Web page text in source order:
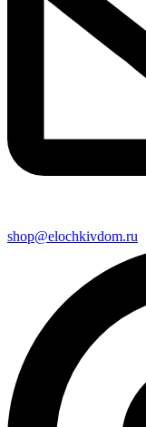
shop@elochkivdom.ru